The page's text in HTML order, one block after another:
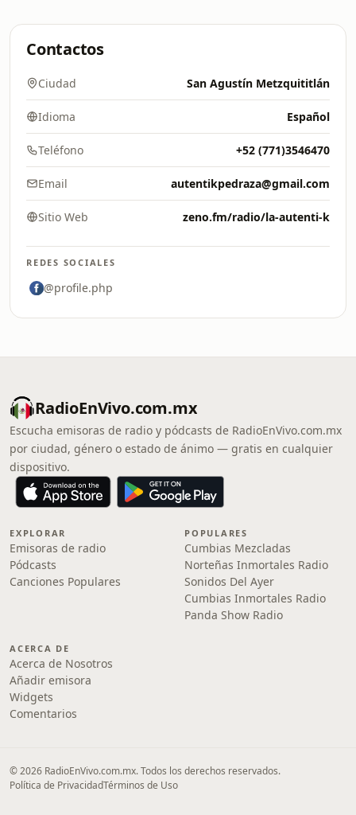
Contactos
Ciudad San Agustín Metzquititlán
Idioma Español
Teléfono +52 (771)3546470
Email autentikpedraza@gmail.com
Sitio Web zeno.fm/radio/la-autenti-k
REDES SOCIALES
@profile.php
RadioEnVivo.com.mx
Escucha emisoras de radio y pódcasts de RadioEnVivo.com.mx
por ciudad, género o estado de ánimo — gratis en cualquier
dispositivo.
EXPLORAR
Emisoras de radio
Pódcasts
Canciones Populares
POPULARES
Cumbias Mezcladas
Norteñas Inmortales Radio
Sonidos Del Ayer
Cumbias Inmortales Radio
Panda Show Radio
ACERCA DE
Acerca de Nosotros
Añadir emisora
Widgets
Comentarios
© 2026 RadioEnVivo.com.mx. Todos los derechos reservados.
Política de PrivacidadTérminos de Uso